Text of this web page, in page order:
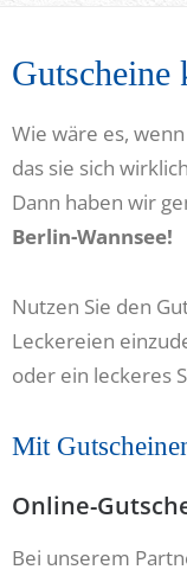
Gutscheine
Wie wäre es,
das sie sich
Dann haben wir
Berlin-Wannsee!
Nutzen Sie den
Leckereien
oder ein leckeres
Mit
Online-
Bei unserem